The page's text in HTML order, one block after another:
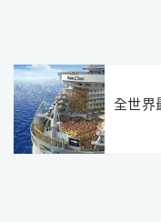
全世界